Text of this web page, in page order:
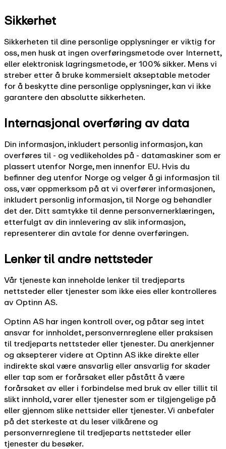
Sikkerhet
Sikkerheten til dine personlige opplysninger er viktig for
oss, men husk at ingen overføringsmetode over Internett,
eller elektronisk lagringsmetode, er 100% sikker. Mens vi
streber etter å bruke kommersielt akseptable metoder
for å beskytte dine personlige opplysninger, kan vi ikke
garantere den absolutte sikkerheten.
Internasjonal overføring av data
Din informasjon, inkludert personlig informasjon, kan
overføres til - og vedlikeholdes på - datamaskiner som er
plassert utenfor Norge, men innenfor EU. Hvis du
befinner deg utenfor Norge og velger å gi informasjon til
oss, vær oppmerksom på at vi overfører informasjonen,
inkludert personlig informasjon, til Norge og behandler
det der. Ditt samtykke til denne personvernerklæringen,
etterfulgt av din innlevering av slik informasjon,
representerer din avtale for denne overføringen.
Lenker til andre nettsteder
Vår tjeneste kan inneholde lenker til tredjeparts
nettsteder eller tjenester som ikke eies eller kontrolleres
av Optinn AS.
Optinn AS har ingen kontroll over, og påtar seg intet
ansvar for innholdet, personvernreglene eller praksisen
til tredjeparts nettsteder eller tjenester. Du anerkjenner
og aksepterer videre at Optinn AS ikke direkte eller
indirekte skal være ansvarlig eller ansvarlig for skader
eller tap som er forårsaket eller påstått å være
forårsaket av eller i forbindelse med bruk av eller tillit til
slikt innhold, varer eller tjenester som er tilgjengelige på
eller gjennom slike nettsider eller tjenester. Vi anbefaler
på det sterkeste at du leser vilkårene og
personvernreglene til tredjeparts nettsteder eller
tjenester du besøker.